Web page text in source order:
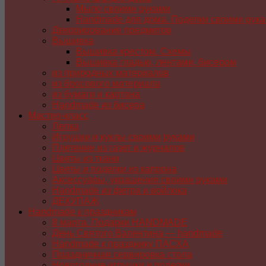
Мыло своими руками
Handmade для дома. Поделки своими
Декорирование предметов
Вышивка
Вышивка крестом. Схемы
Вышивка гладью, лентами, бисером
из природных материалов
из бросового материала
из бумаги и картона
Handmade из бисера
Мастер-класс
Лепка
Игрушки и куклы своими руками
Плетение из газет и журналов
Цветы из ткани
Цветы и поделки из капрона
Аксессуары, украшения своими руками
Handmade из фетра и войлока
ДЕКУПАЖ
Handmade к праздникам
8 марта. Подарки HANDMADE
День Святого Валентина — handmade
Handmade к празднику ПАСХA
Праздничная сервировка стола